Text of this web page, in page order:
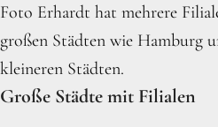
Foto Erhardt hat mehrere
großen Städten wie Hamburg
kleineren Städten.
Große Städte mit Filialen